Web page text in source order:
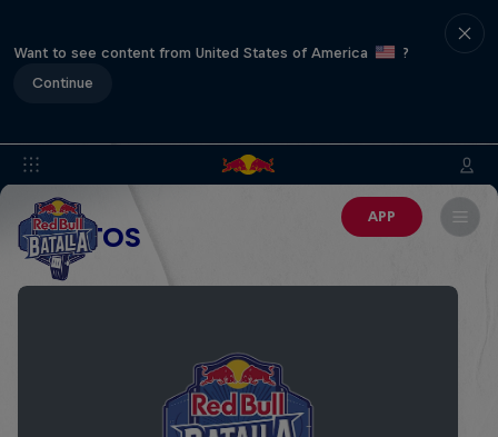
Want to see content from United States of America
?
Continue
APP
EVENTOS